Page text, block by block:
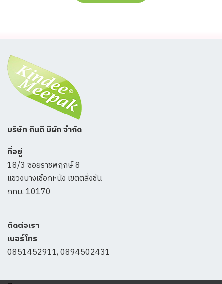
บริษัท กินดี มีผัก จำกัด
ที่อยู่
18/3 ซอยราชพฤกษ์ 8
แขวงบางเชือกหนัง เขตตลิ่งชัน
กทม. 10170
ติดต่อเรา
เบอร์โทร
0851452911, 0894502431